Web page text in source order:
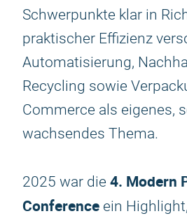
Schwerpunkte klar in
praktischer Effizienz
Automatisierung,
Recycling sowie
Commerce als eigenes,
wachsendes Thema.
2025 war die 4. Modern
Conference ein